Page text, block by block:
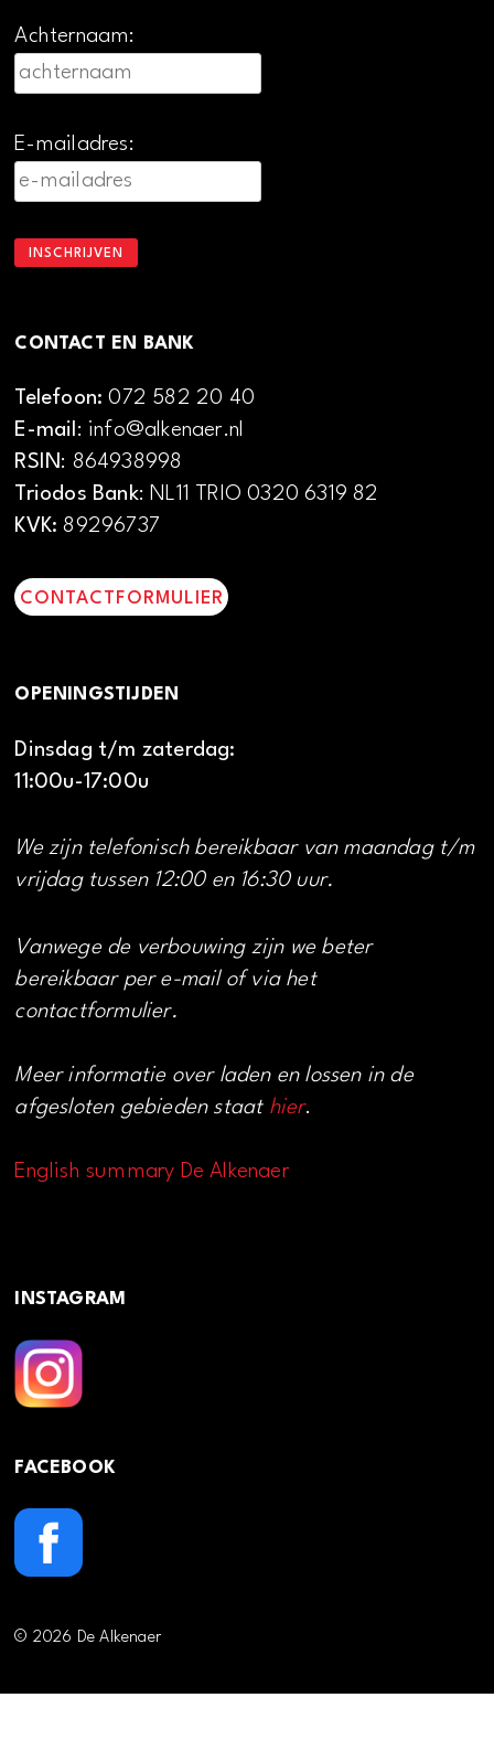
Achternaam:
E-mailadres:
CONTACT EN BANK
Telefoon:072 582 20 40
E-mail: info@alkenaer.nl
RSIN: 864938998
Triodos Bank: NL11 TRIO 0320 6319 82
KVK: 89296737
CONTACTFORMULIER
OPENINGSTIJDEN
Dinsdag t/m zaterdag:
11:00u-17:00u
We zijn telefonisch bereikbaar van maandag t/m
vrijdag tussen 12:00 en 16:30 uur.
Vanwege de verbouwing zijn we beter
bereikbaar per e-mail of via het
contactformulier.
Meer informatie over laden en lossen in de
afgesloten gebieden staat hier.
English summary De Alkenaer
INSTAGRAM
FACEBOOK
© 2026 De Alkenaer